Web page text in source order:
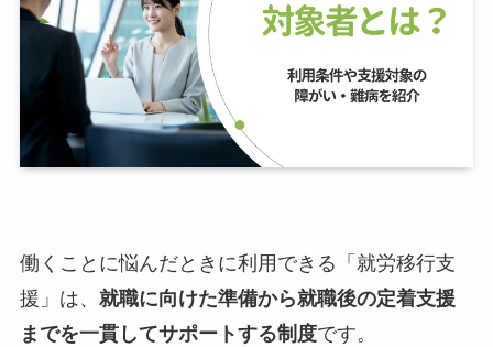
働くことに悩んだときに利用できる「就労移行支
援」は、 就職に向けた準備から就職後の定着支援
までを一貫してサポートする制度です。